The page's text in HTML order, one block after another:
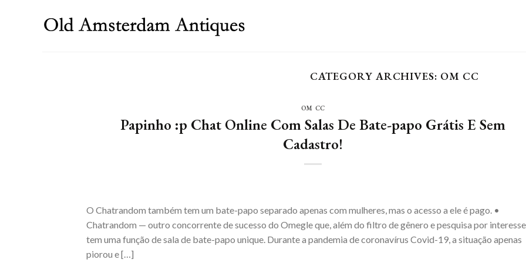
CATEGORY ARCHIVES: OM CC
OM CC
Papinho :p Chat Online Com Salas De Bate-papo Grátis E Sem
Cadastro!
O Chatrandom também tem um bate-papo separado apenas com mulheres, mas o acesso a ele é pago. •
Chatrandom — outro concorrente de sucesso do Omegle que, além do filtro de gênero e pesquisa por
tem uma função de sala de bate-papo unique. Durante a pandemia de coronavírus Covid-19, a situação apenas
piorou e […]